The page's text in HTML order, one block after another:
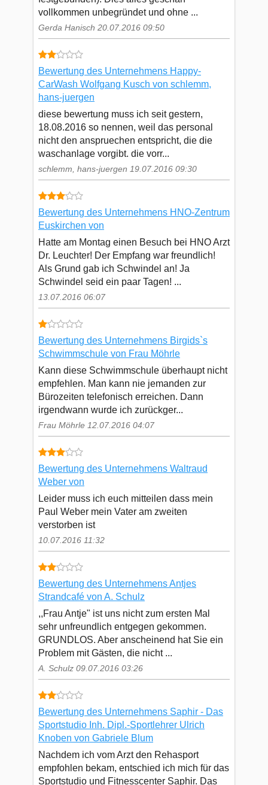
vollkommen unbegründet und ohne ...
Gerda Hanisch 20.07.2016 09:50
Bewertung des Unternehmens Happy-
CarWash Wolfgang Kusch von schlemm,
hans-juergen
diese bewertung muss ich seit gestern,
18.08.2016 so nennen, weil das personal
nicht den anspruechen entspricht, die die
waschanlage vorgibt. die vorr...
schlemm, hans-juergen 19.07.2016 09:30
Bewertung des Unternehmens HNO-Zentrum
Euskirchen von
Hatte am Montag einen Besuch bei HNO Arzt
Dr. Leuchter! Der Empfang war freundlich!
Als Grund gab ich Schwindel an! Ja
Schwindel seid ein paar Tagen! ...
13.07.2016 06:07
Bewertung des Unternehmens Birgids`s
Schwimmschule von Frau Möhrle
Kann diese Schwimmschule überhaupt nicht
empfehlen. Man kann nie jemanden zur
Bürozeiten telefonisch erreichen. Dann
irgendwann wurde ich zurückger...
Frau Möhrle 12.07.2016 04:07
Bewertung des Unternehmens Waltraud
Weber von
Leider muss ich euch mitteilen dass mein
Paul Weber mein Vater am zweiten
verstorben ist
10.07.2016 11:32
Bewertung des Unternehmens Antjes
Strandcafé von A. Schulz
,,Frau Antje" ist uns nicht zum ersten Mal
sehr unfreundlich entgegen gekommen.
GRUNDLOS. Aber anscheinend hat Sie ein
Problem mit Gästen, die nicht ...
A. Schulz 09.07.2016 03:26
Bewertung des Unternehmens Saphir - Das
Sportstudio Inh. Dipl.-Sportlehrer Ulrich
Knoben von Gabriele Blum
Nachdem ich vom Arzt den Rehasport
empfohlen bekam, entschied ich mich für das
Sportstudio und Fitnesscenter Saphir. Das